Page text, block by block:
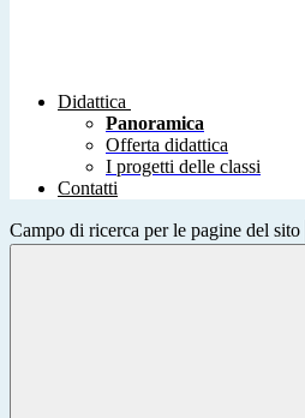
Didattica
Panoramica
Offerta didattica
I progetti delle classi
Contatti
Campo di ricerca per le pagine del sito